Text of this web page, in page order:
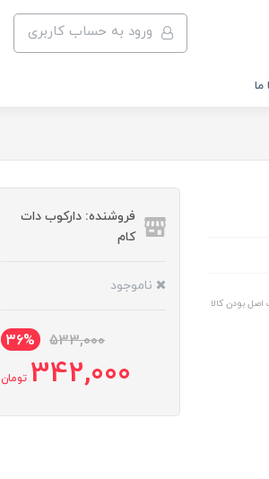
ورود به حساب کاربری
ما
بودن کالا
فروشنده: دارکوب دات
کام
ناموجود
533,000
36%
342,000 تومان